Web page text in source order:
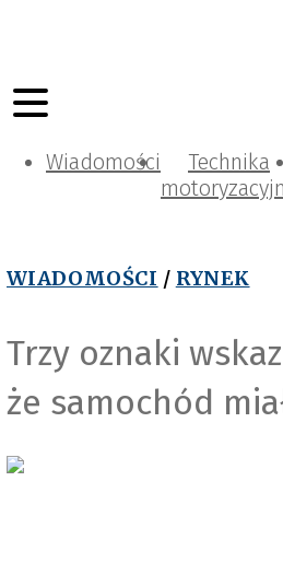
Wiadomości
Technika
WIADOMOŚCI / RYNEK
Trzy oznaki
że samochód